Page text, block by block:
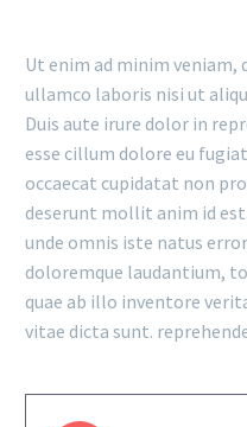
Ut enim ad minim
ullamco laboris nisi ut
Duis aute irure dolor in
esse cillum dolore eu
occaecat cupidatat non
deserunt mollit anim id
unde omnis iste natus
doloremque laudantium,
quae ab illo inventore
vitae dicta sunt.